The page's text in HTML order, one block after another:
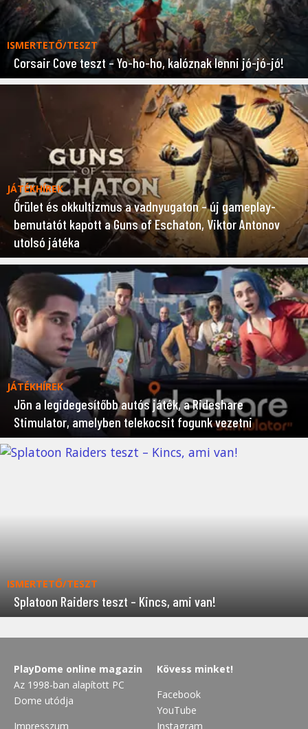
ISMERTETŐ/TESZT
Corsair Cove teszt – Yo-ho-ho, kalóznak lenni jó-jó-jó!
JÁTÉKHÍREK
Őrület és okkultizmus a vadnyugaton – új gameplay-
bemutatót kapott a Guns of Eschaton, Viktor Antonov
utolsó játéka
JÁTÉKHÍREK
Jön a legidegesítőbb autós játék, a Rideshare
Stimulator, amelyben telekocsit fogunk vezetni
ISMERTETŐ/TESZT
Splatoon Raiders teszt – Kincs, ami van!
PlayDome online magazin
Az 1998-ban alapított PC
Dome utódja
Impresszum
Kövess minket!
Facebook
YouTube
Instagram